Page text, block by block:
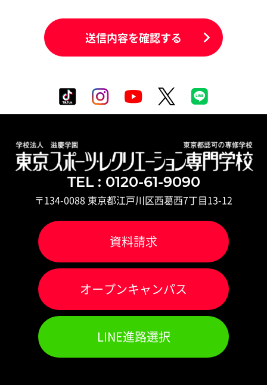
送信内容を確認する
TEL : 0120-61-9090
〒134-0088 東京都江戸川区西葛西7丁目13-12
資料請求
オープンキャンパス
LINE進路選択